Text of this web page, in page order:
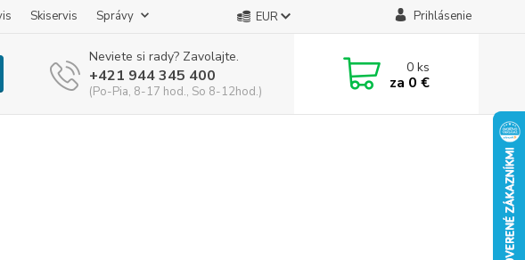
Skiservis Správy EUR Prihlásenie
Neviete si rady? Zavolajte.
+421 944 345 400
(Po-Pia, 8-17 hod., So 8-12hod.)
0ks
za 0 €